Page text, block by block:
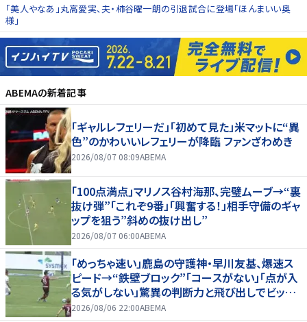
「美人やなあ」丸高愛実、夫・柿谷曜一朗の引退試合に登場「ほんまいい奥
様」
ABEMAの新着記事
「ギャルレフェリーだ」「初めて見た」米マットに“異
色”のかわいいレフェリーが降臨 ファンざわめき
2026/08/07 08:09ABEMA
「100点満点」マリノス谷村海那、完璧ムーブ→“裏
抜け弾”「これぞ9番」「興奮する！」相手守備のギャ
ップを狙う”斜めの抜け出し”
2026/08/07 06:00ABEMA
「めっちゃ速い」鹿島の守護神・早川友基、爆速ス
ピード→“鉄壁ブロック”「コースがない」「点が入
る気がしない」驚異の判断力と飛び出しでビッグ
セーブ
2026/08/06 22:00ABEMA